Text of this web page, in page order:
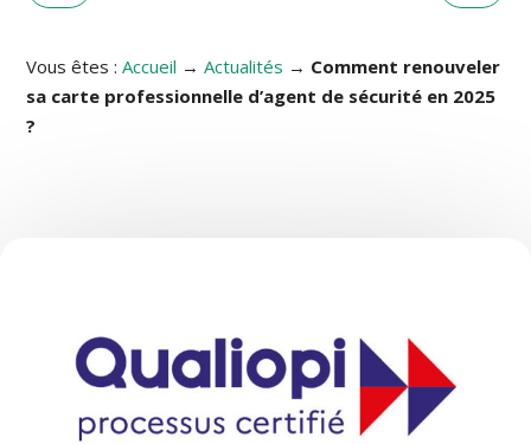
Vous êtes :Accueil →Actualités → Comment renouveler
sa carte professionnelle d’agent de sécurité en 2025
?